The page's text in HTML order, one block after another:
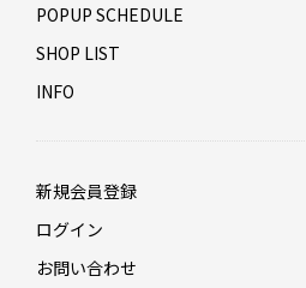
POPUP SCHEDULE
SHOP LIST
INFO
新規会員登録
ログイン
お問い合わせ